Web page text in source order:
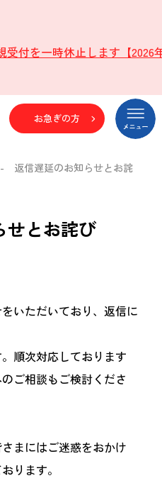
受付を一時休止します【2026
お急ぎの方
返信遅延のお知らせとお詫
せとお詫び
いただいており、返信に
順次対応しております
ご相談もご検討くださ
まにはご迷惑をおかけ
ります。